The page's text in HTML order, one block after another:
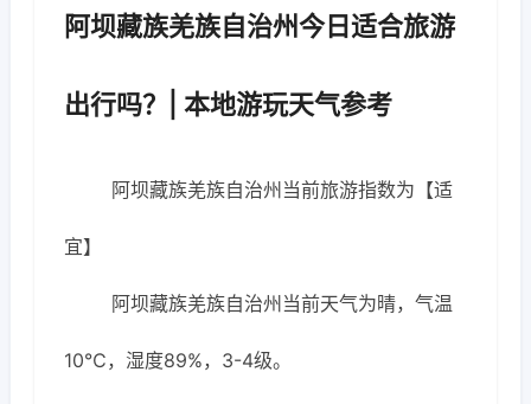
阿坝藏族羌族自治州今日适合旅游
出行吗？| 本地游玩天气参考
阿坝藏族羌族自治州当前旅游指数为【适
宜】
阿坝藏族羌族自治州当前天气为晴，气温
10℃，湿度89%，3-4级。